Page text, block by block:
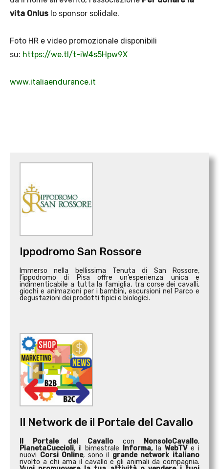
vita Onlus lo sponsor solidale.
Foto HR e video promozionale disponibili
su: https://we.tl/t-iW4s5Hpw9X
www.italiaendurance.it
Ippodromo San Rossore
Immerso nella bellissima Tenuta di San Rossore,
l’ippodromo di Pisa offre un’esperienza unica e
indimenticabile a tutta la famiglia, tra corse dei cavalli,
giochi e animazioni per i bambini, escursioni nel Parco e
degustazioni dei prodotti tipici e biologici.
Il Network de il Portale del Cavallo
Il Portale del Cavallo con NonsoloCavallo,
PianetaCuccioli, il bimestrale Informa,laWebTVe i
nuovi Corsi Online, sono il grande network italiano
rivolto a chi ama il cavallo e gli animali da compagnia.